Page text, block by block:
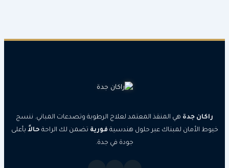
هي المنقذ المعتمد لعلاج الرطوبة وتصدعات المباني. ننسج
لمبناك عبر حلول هندسيةفوريةتضمن لك الراحةحالاًبأعلى
جودة في جدة.